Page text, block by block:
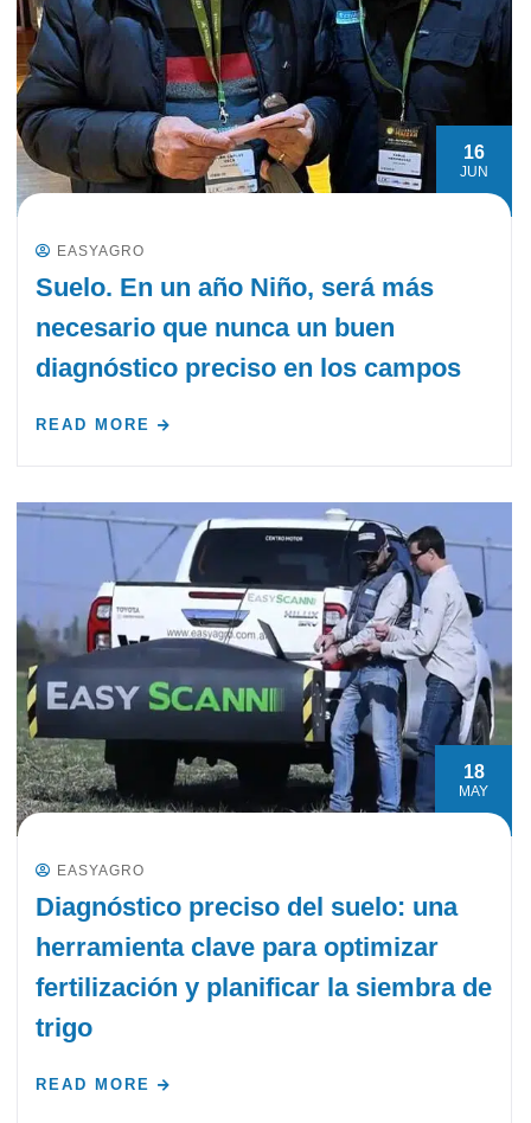
16
JUN
EASYAGRO
Suelo. En un año Niño, será más
necesario que nunca un buen
diagnóstico preciso en los campos
READ MORE
18
MAY
EASYAGRO
Diagnóstico preciso del suelo: una
herramienta clave para optimizar
fertilización y planificar la siembra de
trigo
READ MORE